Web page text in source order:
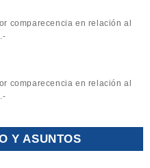
comparecencia en relación al
comparecencia en relación al
Y ASUNTOS